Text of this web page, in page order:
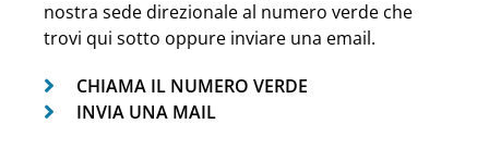
nostra sede direzionale al numero verde che
trovi qui sotto oppure inviare una email.
CHIAMA IL NUMERO VERDE
INVIA UNA MAIL